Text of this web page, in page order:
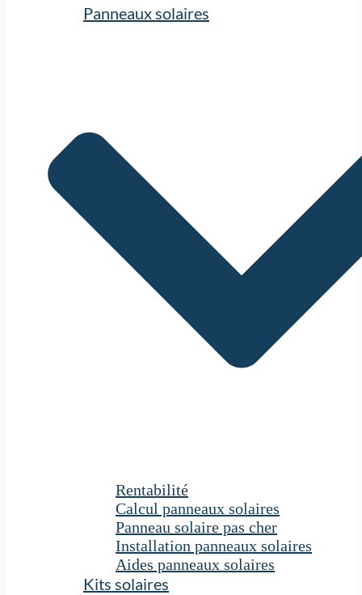
Panneaux solaires
Rentabilité
Calcul panneaux solaires
Panneau solaire pas cher
Installation panneaux solaires
Aides panneaux solaires
Kits solaires